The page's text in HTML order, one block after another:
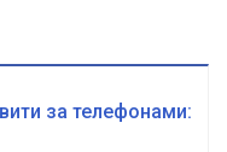
за телефонами: